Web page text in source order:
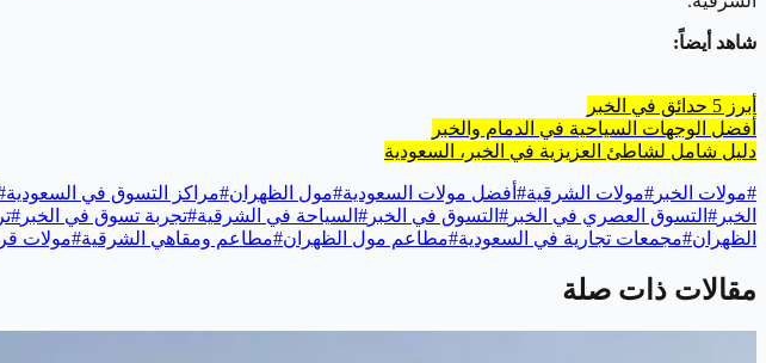
شاهد أيضاً:
أبرز 5 حدائق في الخبر
أفضل الوجهات السياحية في الدمام والخبر
دليل شامل لشاطئ العزيزية في الخبر، السعودية
#مولات الخبر #مولات الشرقية# أفضل مولات السعودية#مول الظهران#مراكز التسوق في السعودية
الخبر # التسوق العصري في الخبر # التسوق في الخبر # السياحة في الشرقية#تجربة تسوق في الخبر #
الظهران#مجمعات تجارية في السعودية#مطاعم مول الظهران#مطاعم ومقاهي الشرقية#مولات
مقالات ذات صلة